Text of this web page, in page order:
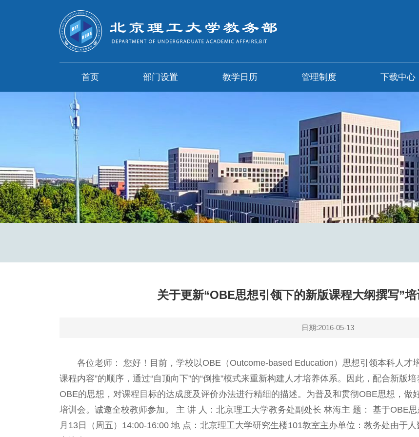
首页 部门设置 教学日历 管理制度 下载中心
关于更新“OBE思想引领下的新版课程大纲撰写”
日期:2016-05-13
各位老师： 您好！目前，学校以OBE（Outcome-based Education）思想引领本科人
课程内容”的顺序，通过“自顶向下”的“倒推”模式来重新构建人才培养体系。因此，配合新版
OBE的思想，对课程目标的达成度及评价办法进行精细的描述。为普及和贯彻OBE思想，做
培训会。诚邀全校教师参加。 主 讲 人：北京理工大学教务处副处长 林海主 题： 基于OBE
月13日（周五）14:00-16:00 地 点：北京理工大学研究生楼101教室主办单位：教务处由于